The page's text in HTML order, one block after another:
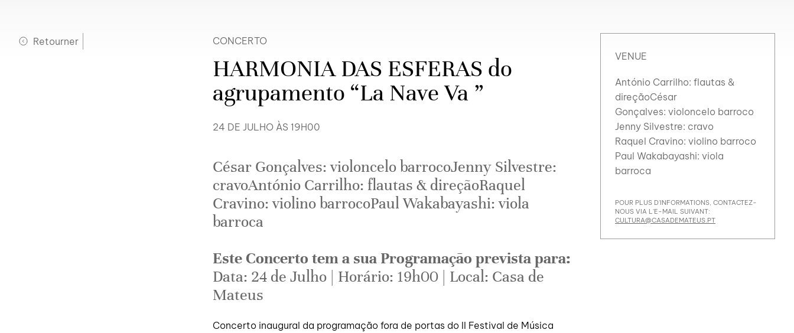
Retourner CONCERTO
HARMONIA DAS ESFERAS do
agrupamento “La Nave Va ”
24 DE JULHO ÀS 19H00
César Gonçalves: violoncelo barrocoJenny Silvestre:
cravoAntónio Carrilho: flautas & direçãoRaquel
Cravino: violino barrocoPaul Wakabayashi: viola
barroca
Este Concerto tem a sua Programação prevista para:
Data: 24 de Julho | Horário: 19h00 | Local: Casa de
Mateus
Concerto inaugural da programação fora de portas do II Festival de Música
VENUE
António Carrilho: flautas &
direçãoCésar
Gonçalves: violoncelo barroco
Jenny Silvestre: cravo
Raquel Cravino: violino barroco
Paul Wakabayashi: viola
barroca
POUR PLUS D'INFORMATIONS, CONTACTEZ-
NOUS VIA L'E-MAIL SUIVANT:
CULTURA@CASADEMATEUS.PT